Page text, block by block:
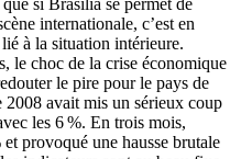
internationale, c’est en
à la situation intérieure.
le choc de la crise économique
le pire pour le pays de
avait mis un sérieux coup
les 6 %. En trois mois,
provoqué une hausse brutale